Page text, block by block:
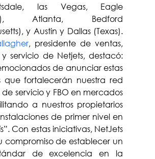
las Vegas, Eagle
Atlanta, Bedford
, presidente de ventas,
servicio de Netjets, destacó:
de anunciar estas
que fortalecerán nuestra red
servicio y FBO en mercados
a nuestros propietarios
de primer nivel en
Con estas iniciativas, NetJets
compromiso de establecer un
de excelencia en la